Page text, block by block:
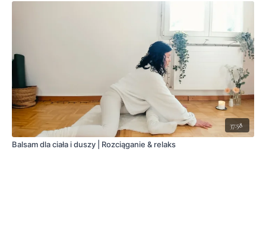
37:58
Balsam dla ciała i duszy | Rozciąganie & relaks